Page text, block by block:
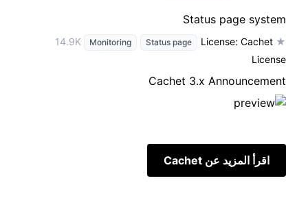
Status page system
★ 14.9K
Monitoring Status page
License: Cachet
License
Cachet 3.x Announcement
اقرأ المزيد عن Cachet